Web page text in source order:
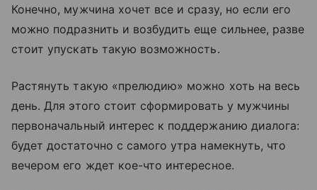
Конечно, мужчина хочет все и сразу, но если его
можно подразнить и возбудить еще сильнее, разве
стоит упускать такую возможность.
Растянуть такую «прелюдию» можно хоть на весь
день. Для этого стоит сформировать у мужчины
первоначальный интерес к поддержанию диалога:
будет достаточно с самого утра намекнуть, что
вечером его ждет кое-что интересное.